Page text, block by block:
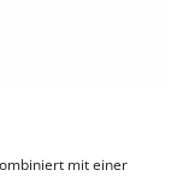
mit einer